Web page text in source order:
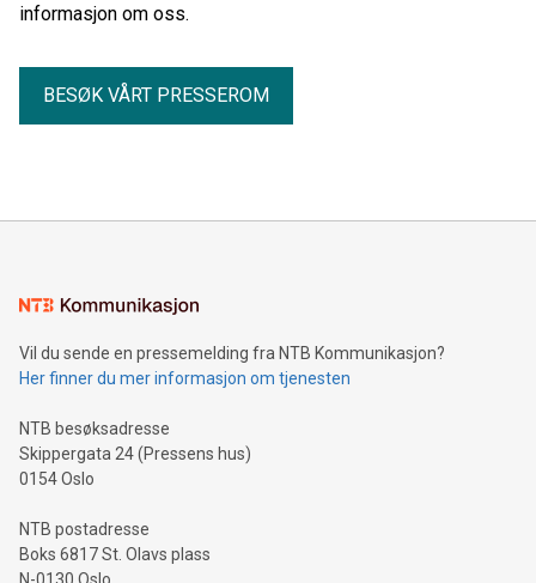
informasjon om oss.
BESØK VÅRT PRESSEROM
Vil du sende en pressemelding fra NTB Kommunikasjon?
Her finner du mer informasjon om tjenesten
NTB besøksadresse
Skippergata 24 (Pressens hus)
0154 Oslo
NTB postadresse
Boks 6817 St. Olavs plass
N-0130 Oslo